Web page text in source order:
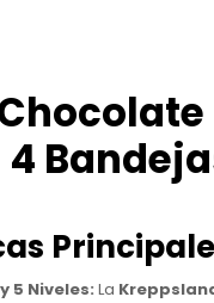
5 Niveles: La